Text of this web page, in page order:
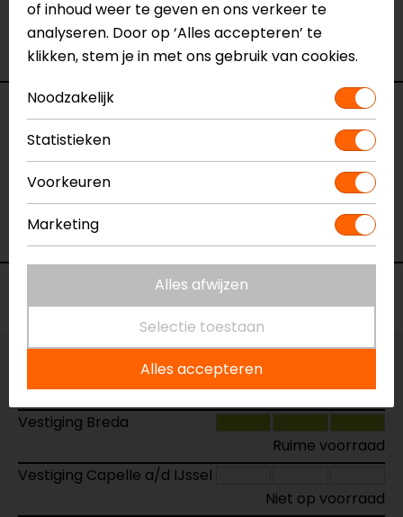
verkoopmedewerkers voor je klaar met advies.
Bekijk onze andereolie & smeermiddelen.
Specificaties
Naam
N-TECH Pro R 10W50 1L
Model
74316
Merk
Putoline
Kleur
Blauw
Vestiging Apeldoorn
Ruime voorraad
Vestiging Breda
Ruime voorraad
Vestiging Capelle a/d IJssel
Niet op voorraad
of inhoud weer te geven en ons verkeer te
analyseren. Door op ‘Alles accepteren’ te
klikken, stem je in met ons gebruik van cookies.
Noodzakelijk
Statistieken
Voorkeuren
Marketing
Alles afwijzen
Selectie toestaan
Alles accepteren